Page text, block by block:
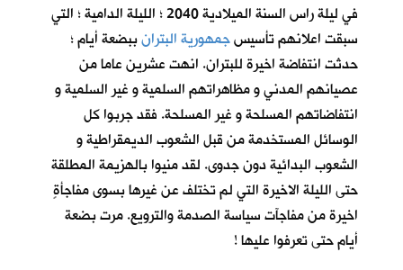
في ليلة راس السنة الميلادية 2040 ؛ الليلة الدامية ؛ التي
سبقت اعلانهم تأسيسجمهورية البترانببضعة أيام ؛
حدثت انتفاضة اخيرة للبتران. انهت عشرين عاما من
عصيانهم المدني و مظاهراتهم السلمية و غير السلمية و
انتفاضاتهم المسلحة و غير المسلحة. فقد جربوا كل
الوسائل المستخدمة من قبل الشعوب الديمقراطية و
الشعوب البدائية دون جدوى. لقد منيوا بالهزيمة المطلقة
حتى الليلة الاخيرة التي لم تختلف عن غيرها بسوى مفاجأةٍ
اخيرة من مفاجآت سياسة الصدمة والترويع. مرت بضعة
أيام حتى تعرفوا عليها !